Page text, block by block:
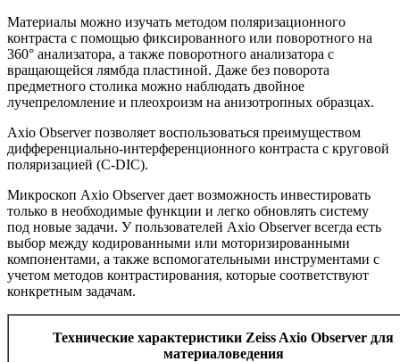
Материалы можно изучать методом поляризационного
контраста с помощью фиксированного или поворотного на
360° анализатора, а также поворотного анализатора с
вращающейся лямбда пластиной. Даже без поворота
предметного столика можно наблюдать двойное
лучепреломление и плеохроизм на анизотропных образцах.
Axio Observer позволяет воспользоваться преимуществом
дифференциально-интерференционного контраста с круговой
поляризацией (C-DIC).
Микроскоп Axio Observer дает возможность инвестировать
только в необходимые функции и легко обновлять систему
под новые задачи. У пользователей Axio Observer всегда есть
выбор между кодированными или моторизированными
компонентами, а также вспомогательными инструментами с
учетом методов контрастирования, которые соответствуют
конкретным задачам.
Технические характеристики Zeiss Axio Observer для
материаловедения